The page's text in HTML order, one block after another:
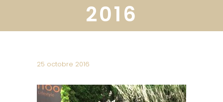
2016
25 octobre 2016